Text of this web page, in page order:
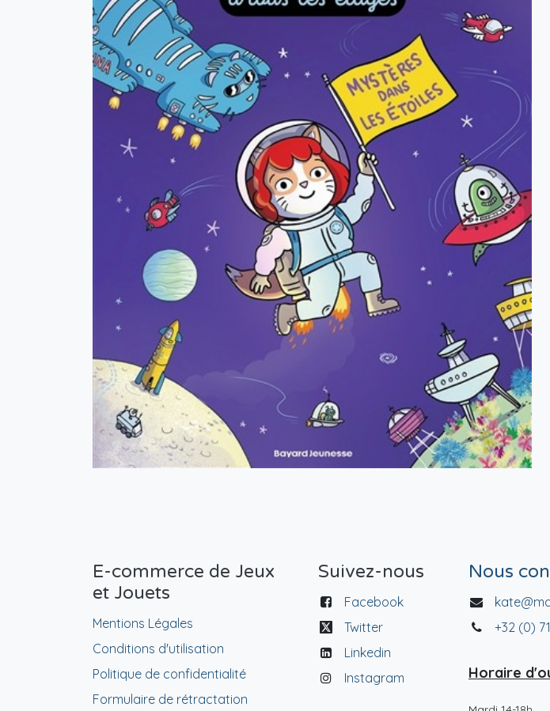
E-commerce de Jeux
et Jouets
Mentions Légales
Conditions d'utilisation
Politique de confidentialité
Formulaire de rétractation
Suivez-nous
Facebook
Twitter
Linkedin
Instagram
Nous
+32 (0)
Horaire